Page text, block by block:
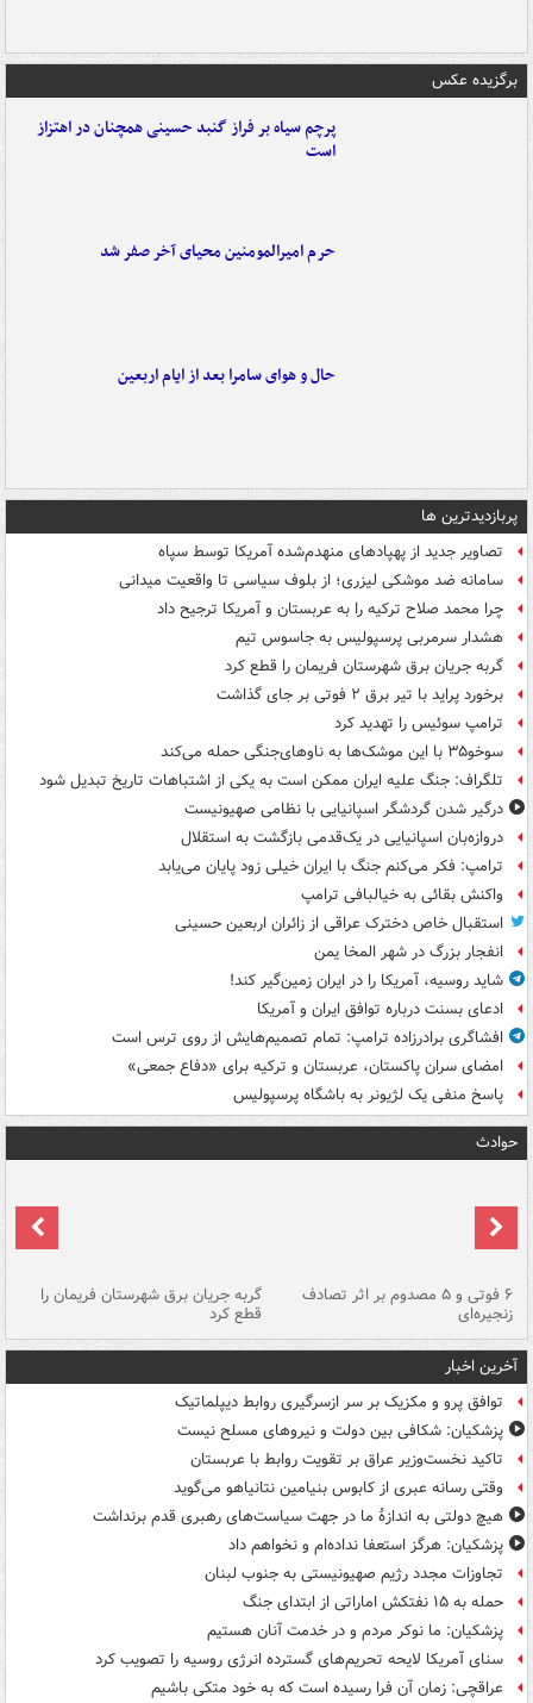
برگزیده عکس
پرچم سیاه بر فراز گنبد حسینی همچنان در اهتزاز
است
حرم امیرالمومنین محیای آخر صفر شد
حال و هوای سامرا بعد از ایام اربعین
پربازدیدترین ها
تصاویر جدید از پهپادهای منهدم‌شده آمریکا توسط سپاه
سامانه ضد موشکی لیزری؛ از بلوف سیاسی تا واقعیت میدانی
چرا محمد صلاح ترکیه را به عربستان و آمریکا ترجیح داد
هشدار سرمربی پرسپولیس به جاسوس تیم
گربه جریان برق شهرستان فریمان را قطع کرد
برخورد پراید با تیر برق ۲ فوتی بر جای گذاشت
ترامپ سوئیس را تهدید کرد
سوخو۳۵ با این موشک‌ها به ناوهای‌جنگی حمله می‌کند
تلگراف: جنگ علیه ایران ممکن است به یکی از اشتباهات تاریخ تبدیل شود
درگیر شدن گردشگر اسپانیایی با نظامی صهیونیست
دروازه‌بان اسپانیایی در یک‌قدمی بازگشت به استقلال
ترامپ: فکر می‌کنم جنگ با ایران خیلی زود پایان می‌یابد
واکنش بقائی به خیالبافی ترامپ
استقبال خاص دخترک عراقی از زائران اربعین حسینی
انفجار بزرگ در شهر المخا یمن
شاید روسیه، آمریکا را در ایران زمین‌گیر کند!
ادعای بسنت درباره توافق ایران و آمریکا
افشاگری برادرزاده ترامپ: تمام تصمیم‌هایش از روی ترس است
امضای سران پاکستان، عربستان و ترکیه برای «دفاع جمعی»
پاسخ منفی یک لژیونر به باشگاه پرسپولیس
حوادث
۶ فوتی و ۵ مصدوم بر اثر تصادف
زنجیره‌ای
گربه جریان برق شهرستان فریمان را
قطع کرد
آخرین اخبار
توافق پرو و مکزیک بر سر ازسرگیری روابط دیپلماتیک
پزشکیان: شکافی بین دولت و نیروهای مسلح نیست
تاکید نخست‌وزیر عراق بر تقویت روابط با عربستان
وقتی رسانه عبری از کابوس بنیامین نتانیاهو می‌گوید
هیچ دولتی به اندازۀ ما در جهت سیاست‌های رهبری قدم برنداشت
پزشکیان: هرگز استعفا نداده‌ام و نخواهم داد
تجاوزات مجدد رژیم صهیونیستی به جنوب لبنان
حمله به ۱۵ نفتکش‌ اماراتی از ابتدای جنگ
پزشکیان: ما نوکر مردم و در خدمت آنان هستیم
سنای آمریکا لایحه تحریم‌های گسترده انرژی روسیه را تصویب کرد
عراقچی: زمان آن فرا رسیده است که به خود متکی باشیم